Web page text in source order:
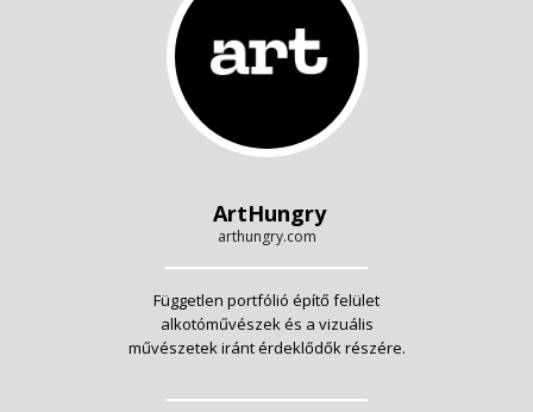
ArtHungry
arthungry.com
Független portfólió építő felület
alkotóművészek és a vizuális
művészetek iránt érdeklődők részére.